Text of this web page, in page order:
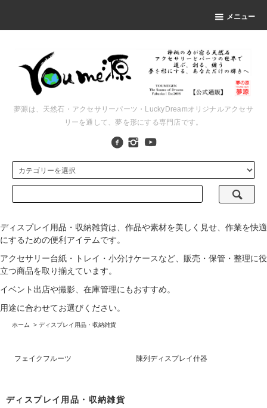
メニュー
夢源は、天然石・アクセサリーパーツ・LuckyDreamオリジナルアクセサ
リーを通して、夢を形にする専門店です。
ディスプレイ用品・収納雑貨は、作品や素材を美しく見せ、作業を快適
にするための便利アイテムです。
アクセサリー台紙・トレイ・小分けケースなど、販売・保管・整理に役
立つ商品を取り揃えています。
イベント出店や撮影、在庫管理にもおすすめ。
用途に合わせてお選びください。
ホーム > ディスプレイ用品・収納雑貨
フェイクフルーツ 陳列ディスプレイ什器
ディスプレイ用品・収納雑貨